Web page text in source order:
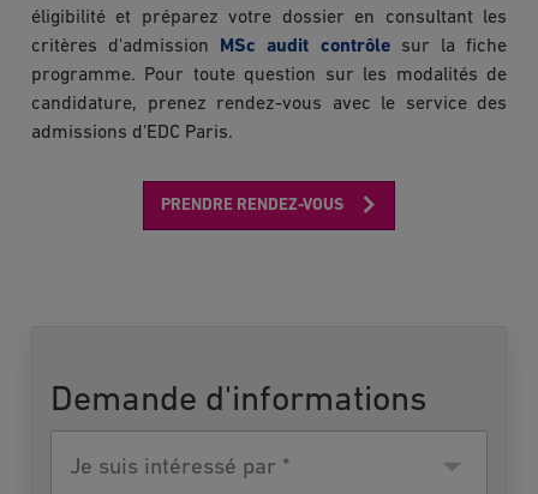
éligibilité et préparez votre dossier en consultant les
critères d'admission
MSc audit contrôlesur la fiche
programme. Pour toute question sur les modalités de
candidature, prenez rendez-vous avec le service des
admissions d'EDC Paris.
PRENDRE RENDEZ-VOUS
Demande d'informations
intéressé